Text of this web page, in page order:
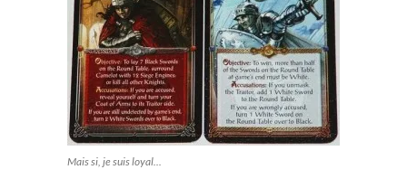
Mais si, je suis loyal...